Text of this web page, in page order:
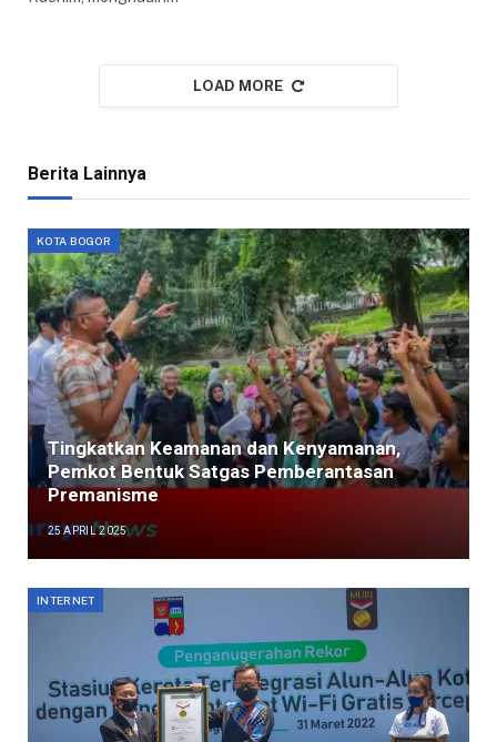
LOAD MORE
Berita Lainnya
KOTA BOGOR
Tingkatkan Keamanan dan Kenyamanan,
Pemkot Bentuk Satgas Pemberantasan
Premanisme
25 APRIL 2025
INTERNET